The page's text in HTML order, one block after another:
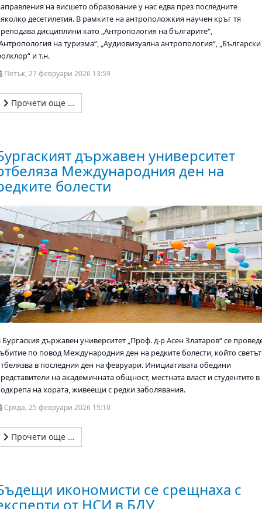
на висшето образование у нас едва през последните
десетилетия. В рамките на антроположкия научен кръг тя
дисциплини като „Антропология на българите“,
на туризма“, „Аудиовизуална антропология“, „Български
и т.н.
Петък, 27 февруари 2026 13:59
Прочети още …
държавен университет
Международния ден на
болести
Бургаския държавен университет „Проф. д-р Асен Златаров“ се
по повод Международния ден на редките болести, който светът
в последния ден на февруари. Инициативата обедини
на академичната общност, местната власт и студентите в
на хората, живеещи с редки заболявания.
Сряда, 25 февруари 2026 15:10
Прочети още …
икономисти се срещнаха с
от НСИ в БДУ